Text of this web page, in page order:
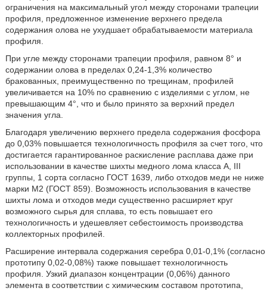
ограничения на максимальный угол между сторонами трапеции
профиля, предложенное изменение верхнего предела
содержания олова не ухудшает обрабатываемости материала
профиля.
При угле между сторонами трапеции профиля, равном 8° и
содержании олова в пределах 0,24-1,3% количество
бракованных, преимущественно по трещинам, профилей
увеличивается на 10% по сравнению с изделиями с углом, не
превышающим 4°, что и было принято за верхний предел
значения угла.
Благодаря увеличению верхнего предела содержания фосфора
до 0,03% повышается технологичность профиля за счет того, что
достигается гарантированное раскисление расплава даже при
использовании в качестве шихты медного лома класса A, III
группы, 1 сорта согласно ГОСТ 1639, либо отходов меди не ниже
марки M2 (ГОСТ 859). Возможность использования в качестве
шихты лома и отходов меди существенно расширяет круг
возможного сырья для сплава, то есть повышает его
технологичность и удешевляет себестоимость производства
коллекторных профилей.
Расширение интервала содержания серебра 0,01-0,1% (согласно
прототипу 0,02-0,08%) также повышает технологичность
профиля. Узкий диапазон концентрации (0,06%) данного
элемента в соответствии с химическим составом прототипа,